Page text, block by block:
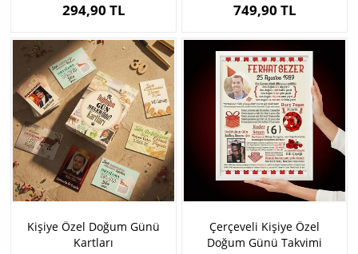
294,90 TL 749,90 TL
Kişiye Özel Doğum Günü
Kartları
Çerçeveli Kişiye Özel
Doğum Günü Takvimi